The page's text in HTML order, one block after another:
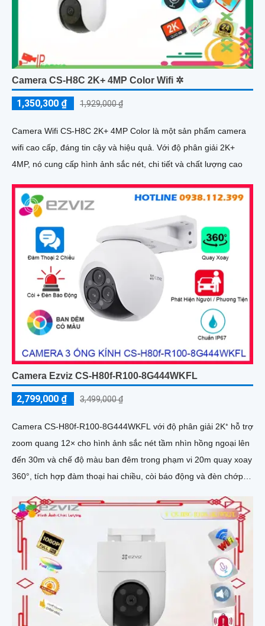
Camera CS-H8C 2K+ 4MP Color Wifi ✲
1,350,300 ₫ 1,929,000 ₫
Camera Wifi CS-H8C 2K+ 4MP Color là một sản phẩm camera
wifi cao cấp, đáng tin cậy và hiệu quả. Với độ phân giải 2K+
4MP, nó cung cấp hình ảnh sắc nét, chi tiết và chất lượng cao
Camera Ezviz CS-H80f-R100-8G444WKFL
2,799,000 ₫ 3,499,000 ₫
Camera CS-H80f-R100-8G444WKFL với độ phân giải 2K⁺ hỗ trợ
zoom quang 12× cho hình ảnh sắc nét tầm nhìn hồng ngoại lên
đến 30m và chế độ màu ban đêm trong phạm vi 20m quay xoay
360°, tích hợp đàm thoại hai chiều, còi báo động và đèn chớp,
năng chống bụi, nước, đảm bảo hoạt động ổn định trong mọi